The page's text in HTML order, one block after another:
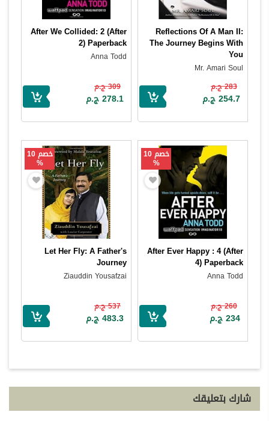
Reflections Of A Man II:
The Journey Begins With
You
Mr. Amari Soul
283 ج.م
254.7 ج.م
After We Collided: 2 (After
2) Paperback
Anna Todd
309 ج.م
278.1 ج.م
خصم 10
%
After Ever Happy : 4 (After
4) Paperback
Anna Todd
260 ج.م
234 ج.م
خصم 10
%
Let Her Fly: A Father's
Journey
Ziauddin Yousafzai
537 ج.م
483.3 ج.م
شارك بتعليقك